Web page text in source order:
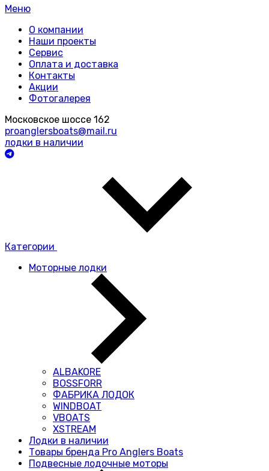
Меню
О компании
Наши проекты
Сервис
Оплата и доставка
Контакты
Акции
Фотогалерея
Московское шоссе 162
proanglersboats@mail.ru
лодки в наличии
Категории
Моторные лодки
ALBAKORE
BOSSFORR
ФАБРИКА ЛОДОК
WINDBOAT
VBOATS
XSTREAM
Лодки в наличии
Товары бренда Pro Anglers Boats
Подвесные лодочные моторы